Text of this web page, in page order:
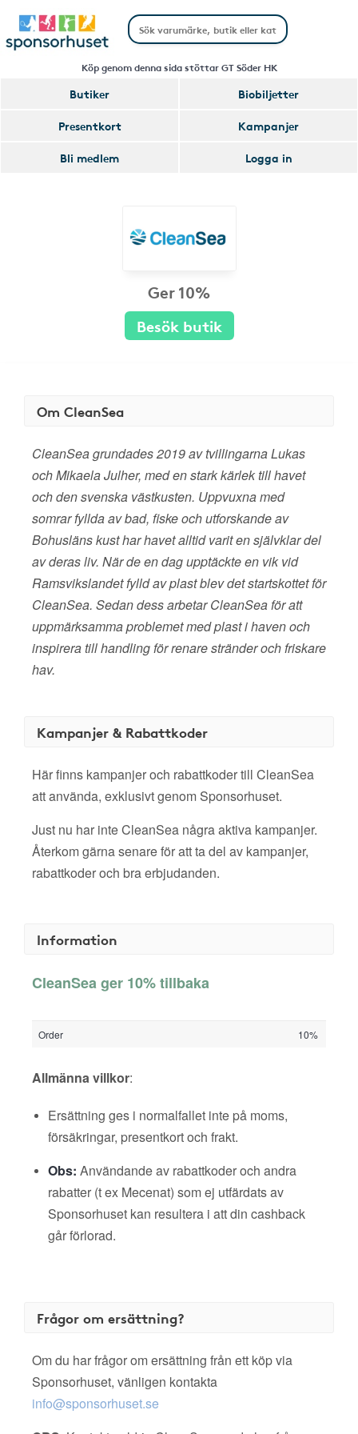
Köp genom denna sida stöttar GT Söder HK
Butiker
Biobiljetter
Presentkort
Kampanjer
Bli medlem
Logga in
Ger 10%
Besök butik
Om CleanSea
CleanSea grundades 2019 av tvillingarna Lukas
och Mikaela Julher, med en stark kärlek till havet
och den svenska västkusten. Uppvuxna med
somrar fyllda av bad, fiske och utforskande av
Bohusläns kust har havet alltid varit en självklar del
av deras liv. När de en dag upptäckte en vik vid
Ramsvikslandet fylld av plast blev det startskottet för
CleanSea. Sedan dess arbetar CleanSea för att
uppmärksamma problemet med plast i haven och
inspirera till handling för renare stränder och friskare
hav.
Kampanjer & Rabattkoder
Här finns kampanjer och rabattkoder till CleanSea
att använda, exklusivt genom Sponsorhuset.
Just nu har inte CleanSea några aktiva kampanjer.
Återkom gärna senare för att ta del av kampanjer,
rabattkoder och bra erbjudanden.
Information
CleanSea ger 10% tillbaka
Order 10%
Allmänna villkor:
Ersättning ges i normalfallet inte på moms,
försäkringar, presentkort och frakt.
Obs: Användande av rabattkoder och andra
rabatter (t ex Mecenat) som ej utfärdats av
Sponsorhuset kan resultera i att din cashback
går förlorad.
Frågor om ersättning?
Om du har frågor om ersättning från ett köp via
Sponsorhuset, vänligen kontakta
info@sponsorhuset.se